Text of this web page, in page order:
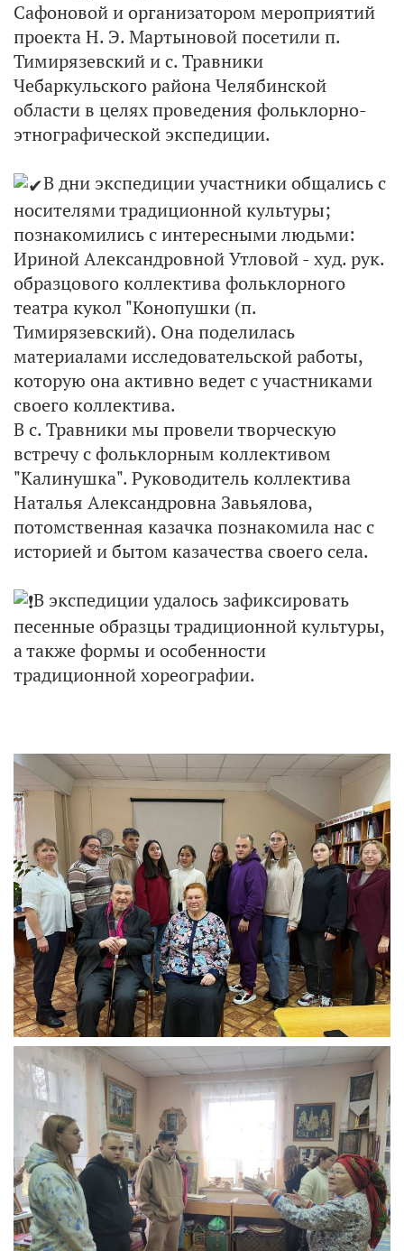
Сафоновой и организатором мероприятий
проекта Н. Э. Мартыновой посетили п.
Тимирязевский и с. Травники
Чебаркульского района Челябинской
области в целях проведения фольклорно-
этнографической экспедиции.
В дни экспедиции участники общались с
носителями традиционной культуры;
познакомились с интересными людьми:
Ириной Александровной Утловой - худ. рук.
образцового коллектива фольклорного
театра кукол "Конопушки (п.
Тимирязевский). Она поделилась
материалами исследовательской работы,
которую она активно ведет с участниками
своего коллектива.
В с. Травники мы провели творческую
встречу с фольклорным коллективом
"Калинушка". Руководитель коллектива
Наталья Александровна Завьялова,
потомственная казачка познакомила нас с
историей и бытом казачества своего села.
В экспедиции удалось зафиксировать
песенные образцы традиционной культуры,
а также формы и особенности
традиционной хореографии.